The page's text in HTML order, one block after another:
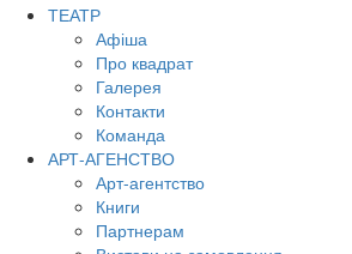
ТЕАТР
Афіша
Про квадрат
Галерея
Контакти
Команда
АРТ-АГЕНСТВО
Арт-агентство
Книги
Партнерам